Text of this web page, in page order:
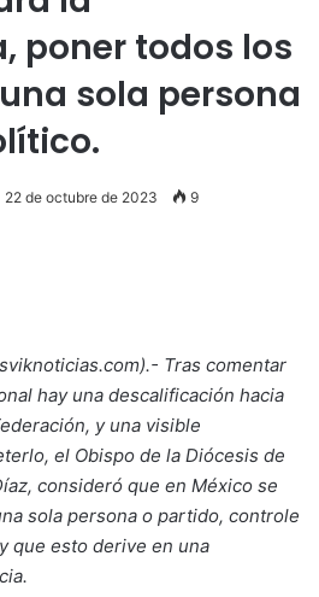
poner todos los
sola persona
22 de octubre de 2023 9
Tras comentar
hay una descalificación hacia
y una visible
el Obispo de la Diócesis de
consideró que en México se
sola persona o partido, controle
que esto derive en una